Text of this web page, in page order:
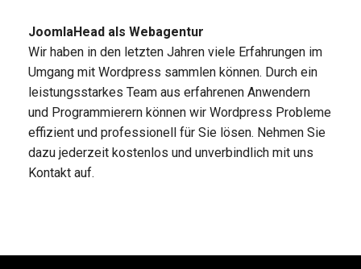
JoomlaHead als Webagentur
Wir haben in den letzten Jahren viele Erfahrungen im
Umgang mit Wordpress sammlen können. Durch ein
leistungsstarkes Team aus erfahrenen Anwendern
und Programmierern können wir Wordpress Probleme
effizient und professionell für Sie lösen. Nehmen Sie
dazu jederzeit kostenlos und unverbindlich mit uns
Kontakt auf.